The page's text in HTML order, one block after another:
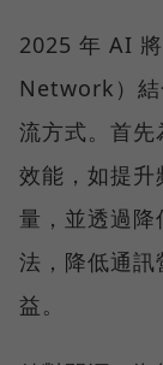
2025 年 AI
Network）結
流方式。首
效能，如提
量，並透過
法，降低通
益。